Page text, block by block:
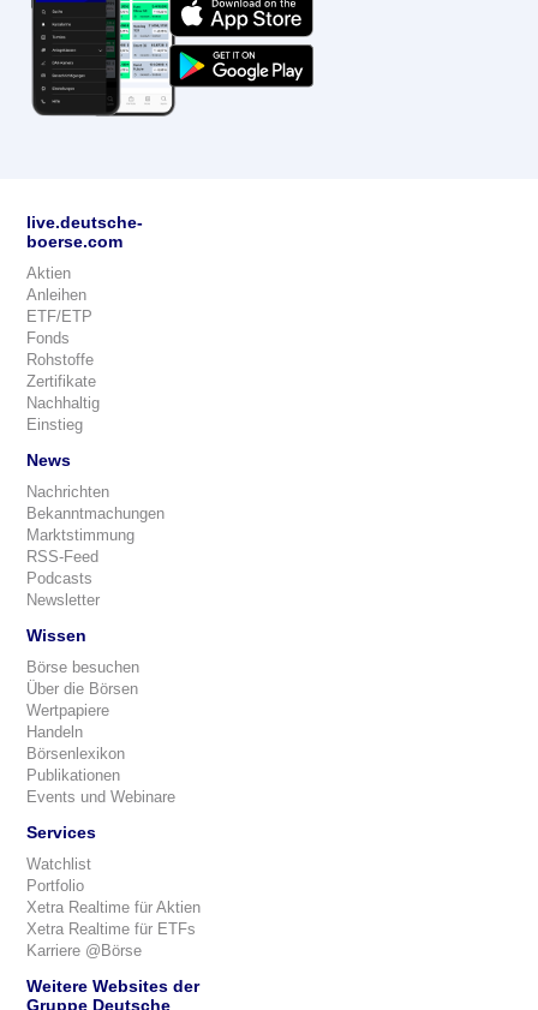
live.deutsche-
boerse.com
Aktien
Anleihen
ETF/ETP
Fonds
Rohstoffe
Zertifikate
Nachhaltig
Einstieg
News
Nachrichten
Bekanntmachungen
Marktstimmung
RSS-Feed
Podcasts
Newsletter
Wissen
Börse besuchen
Über die Börsen
Wertpapiere
Handeln
Börsenlexikon
Publikationen
Events und Webinare
Services
Watchlist
Portfolio
Xetra Realtime für Aktien
Xetra Realtime für ETFs
Karriere @Börse
Weitere Websites der
Gruppe Deutsche